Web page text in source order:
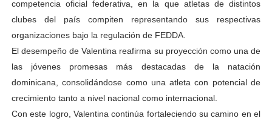
competencia oficial federativa, en la que atletas de distintos
clubes del país compiten representando sus respectivas
organizaciones bajo la regulación de FEDDA.
El desempeño de Valentina reafirma su proyección como una de
las jóvenes promesas más destacadas de la natación
dominicana, consolidándose como una atleta con potencial de
crecimiento tanto a nivel nacional como internacional.
Con este logro, Valentina continúa fortaleciendo su camino en el